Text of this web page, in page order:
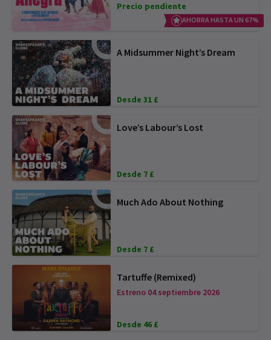
Precio pendiente
AHORRA HASTA UN 67%
A Midsummer Night’s Dream
Desde 31 £
Love’s Labour’s Lost
Desde 7 £
Much Ado About Nothing
Desde 7 £
Tartuffe (Remixed)
Estreno 04 septiembre 2026
Desde 46 £